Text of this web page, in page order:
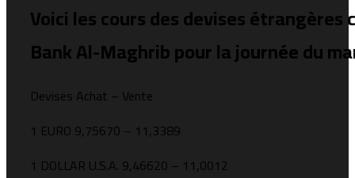
Voici les cours des devises
Bank Al-Maghrib pour la journée du
Devises Achat – Vente
1 EURO 9,75670 – 11,3389
1 DOLLAR U.S.A. 9,46620 – 11,0012